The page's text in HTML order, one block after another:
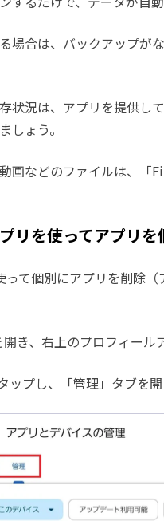
場合は、バックアップが
状況は、アプリを提供し
しょう。
画などのファイルは、「
リを使ってアプリ
って個別にアプリを削除
き、右上のプロフィール
ップし、「管理」タブを開